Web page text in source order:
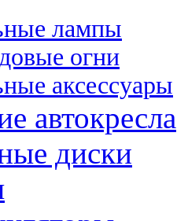
лампы
огни
аксессуары
автокресла
диски